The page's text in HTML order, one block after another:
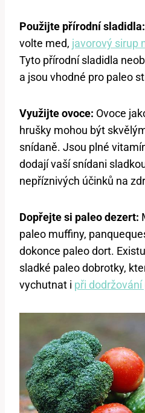
Použijte přírodní sladidla:
volte med, javorový sirup
Tyto přírodní sladidla
a jsou vhodné pro paleo
Využijte ovoce: Ovoce
hrušky mohou být
snídaně. Jsou plné
dodají vaší snídani
nepříznivých účinků na
Dopřejte si paleo dezert:
paleo muffiny,
dokonce paleo dort.
sladké paleo dobrotky,
vychutnat i při